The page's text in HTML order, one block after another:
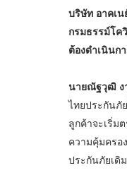
บริษัท อาคเ
กรมธรรม์โค
ต้องดำเนินก
นายณัฐวุฒิ ง
ไทยประกันภั
ลูกค้าจะเริ่ม
ความคุ้มครอ
ประกันภัยเดิ